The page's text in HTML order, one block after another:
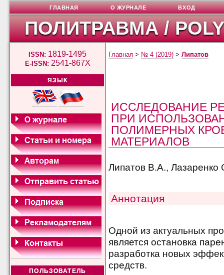
ПОЛИТРАВМА /
ISSN: 1819-1495
E-ISSN: 2541-867X
ЯЗЫК
ПОЛЬЗОВАТЕЛЬ
ГЛАВНАЯ О ЖУРНАЛЕ ВХОД
Главная > № 4 (2019) >Липатов
ИССЛЕДОВАНИЕ
ПРИ
ПОЛИМЕРНЫХ
МАТЕРИАЛОВ
Липатов В.А.,
Аннотация
Одной из актуальных
является остановка
разработка новых
средств.